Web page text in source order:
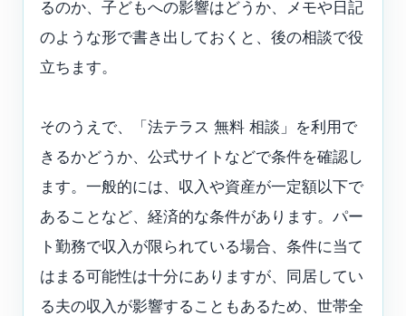
るのか、子どもへの影響はどうか、メモや日記
のような形で書き出しておくと、後の相談で役
立ちます。
そのうえで、「法テラス 無料 相談」を利用で
きるかどうか、公式サイトなどで条件を確認し
ます。一般的には、収入や資産が一定額以下で
あることなど、経済的な条件があります。パー
ト勤務で収入が限られている場合、条件に当て
はまる可能性は十分にありますが、同居してい
る夫の収入が影響することもあるため、世帯全